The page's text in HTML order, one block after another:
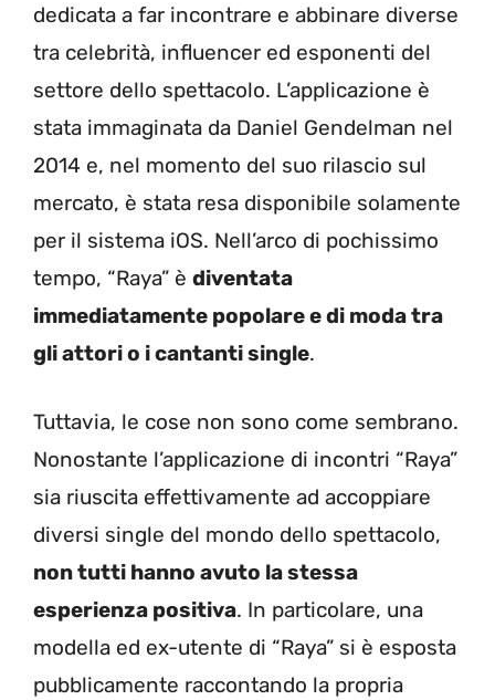
dedicata a far incontrare e abbinare diverse
tra celebrità, influencer ed esponenti del
settore dello spettacolo. L’applicazione è
stata immaginata da Daniel Gendelman nel
2014 e, nel momento del suo rilascio sul
mercato, è stata resa disponibile solamente
per il sistema iOS. Nell’arco di pochissimo
tempo, “Raya” è diventata
immediatamente popolare e di moda tra
gli attori o i cantanti single.
Tuttavia, le cose non sono come sembrano.
Nonostante l’applicazione di incontri “Raya”
sia riuscita effettivamente ad accoppiare
diversi single del mondo dello spettacolo,
non tutti hanno avuto la stessa
esperienza positiva. In particolare, una
modella ed ex-utente di “Raya” si è esposta
pubblicamente raccontando la propria